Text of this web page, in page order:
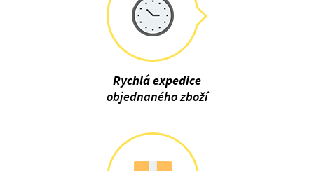
Rychlá expedice
objednaného zboží